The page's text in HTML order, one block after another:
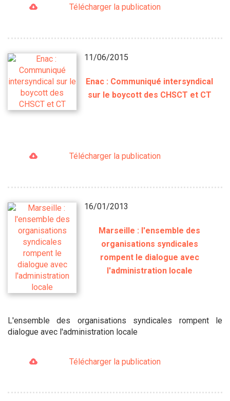
Télécharger la publication
11/06/2015
Enac : Communiqué intersyndical
sur le boycott des CHSCT et CT
Télécharger la publication
16/01/2013
Marseille : l'ensemble des
organisations syndicales
rompent le dialogue avec
l'administration locale
L'ensemble des organisations syndicales rompent le
dialogue avec l'administration locale
Télécharger la publication